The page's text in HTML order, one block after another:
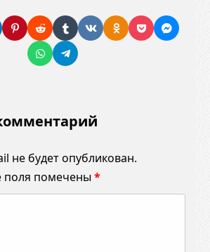
не будет опубликован.
поля помечены *